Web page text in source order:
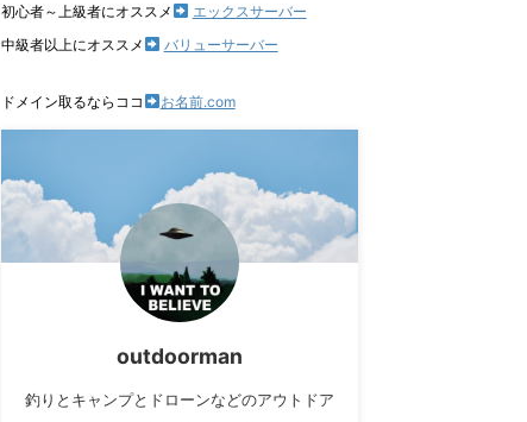
初心者～上級者にオススメ
エックスサーバー
中級者以上にオススメ
バリューサーバー
ドメイン取るならココ お名前.com
outdoorman
釣りとキャンプとドローンなどのアウトドア